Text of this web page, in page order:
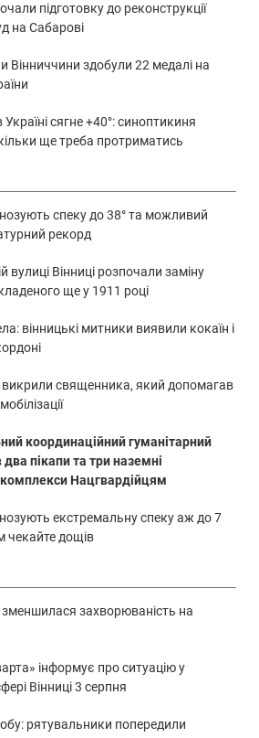
підготовку до реконструкції
на Сабарові
Вінниччини здобули 22 медалі на
сягне +40°: синоптикиня
ще треба протриматись
спеку до 38° та можливий
рекорд
вулиці Вінниці розпочали заміну
ще у 1911 році
вінницькі митники виявили кокаїн і
викрили священника, який допомагав
координаційний гуманітарний
пікапи та три наземні
комплекси Нацгвардійцям
екстремальну спеку аж до 7
чекайте дощів
зменшилася захворюваність на
інформує про ситуацію у
Вінниці 3 серпня
рятувальники попередили